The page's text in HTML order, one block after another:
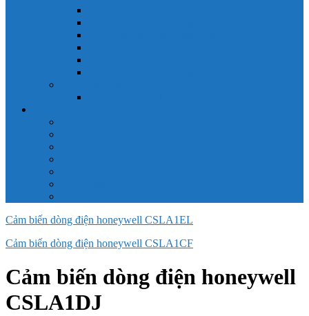
Cảm biến dòng điện honeywell CSLA1EL
Cảm biến dòng điện honeywell CSLA1CF
Cảm biến dòng điện honeywell
CSLA1DJ